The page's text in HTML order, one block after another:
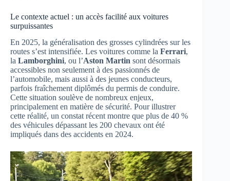
Le contexte actuel : un accès facilité aux voitures
surpuissantes
En 2025, la généralisation des grosses cylindrées sur les
routes s’est intensifiée. Les voitures comme la Ferrari,
la Lamborghini, ou l’Aston Martin sont désormais
accessibles non seulement à des passionnés de
l’automobile, mais aussi à des jeunes conducteurs,
parfois fraîchement diplômés du permis de conduire.
Cette situation soulève de nombreux enjeux,
principalement en matière de sécurité. Pour illustrer
cette réalité, un constat récent montre que plus de 40 %
des véhicules dépassant les 200 chevaux ont été
impliqués dans des accidents en 2024.